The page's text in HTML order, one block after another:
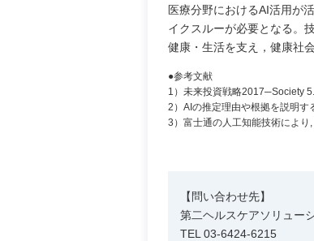
医療分野におけるAI活用が
イクスルーが必要となる。
健康・生活を支え，健康社
●参考文献
1）未来投資戦略2017─Society
2）AIの推定理由や根拠を説明す
3）富士通の人工知能技術により
【問い合わせ先】
第二ヘルスケアソリュ
TEL 03-6424-6215